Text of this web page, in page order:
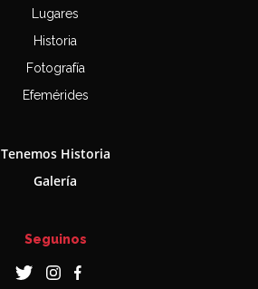
Lugares
Historia
Fotografía
Efemérides
Tenemos Historia
Galería
Seguinos